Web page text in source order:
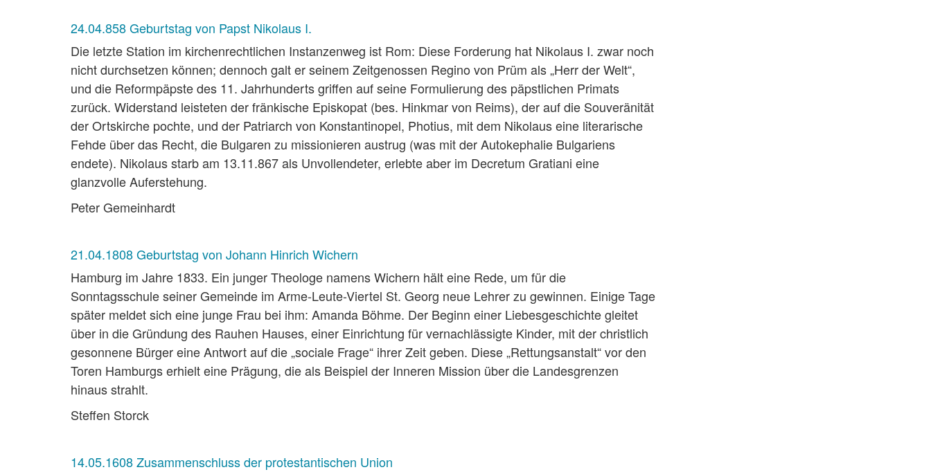
24.04.858 Geburtstag von Papst Nikolaus I.
Die letzte Station im kirchenrechtlichen Instanzenweg ist Rom: Diese Forderung hat Nikolaus I. zwar noch
nicht durchsetzen können; dennoch galt er seinem Zeitgenossen Regino von Prüm als „Herr der Welt“,
und die Reformpäpste des 11. Jahrhunderts griffen auf seine Formulierung des päpstlichen Primats
zurück. Widerstand leisteten der fränkische Episkopat (bes. Hinkmar von Reims), der auf die Souveränität
der Ortskirche pochte, und der Patriarch von Konstantinopel, Photius, mit dem Nikolaus eine literarische
Fehde über das Recht, die Bulgaren zu missionieren austrug (was mit der Autokephalie Bulgariens
endete). Nikolaus starb am 13.11.867 als Unvollendeter, erlebte aber im Decretum Gratiani eine
glanzvolle Auferstehung.
Peter Gemeinhardt
21.04.1808 Geburtstag von Johann Hinrich Wichern
Hamburg im Jahre 1833. Ein junger Theologe namens Wichern hält eine Rede, um für die
Sonntagsschule seiner Gemeinde im Arme-Leute-Viertel St. Georg neue Lehrer zu gewinnen. Einige Tage
später meldet sich eine junge Frau bei ihm: Amanda Böhme. Der Beginn einer Liebesgeschichte gleitet
über in die Gründung des Rauhen Hauses, einer Einrichtung für vernachlässigte Kinder, mit der christlich
gesonnene Bürger eine Antwort auf die „sociale Frage“ ihrer Zeit geben. Diese „Rettungsanstalt“ vor den
Toren Hamburgs erhielt eine Prägung, die als Beispiel der Inneren Mission über die Landesgrenzen
hinaus strahlt.
Steffen Storck
14.05.1608 Zusammenschluss der protestantischen Union